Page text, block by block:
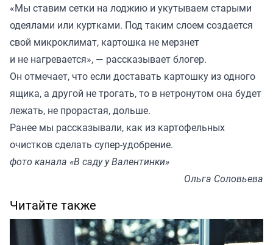
«Мы ставим сетки на лоджию и укутываем старыми
одеялами или куртками. Под таким слоем создается
свой микроклимат, картошка не мерзнет
и не нагревается», — рассказывает блогер.
Он отмечает, что если доставать картошку из одного
ящика, а другой не трогать, то в нетронутом она будет
лежать, не прорастая, дольше.
Ранее мы рассказывали, как из картофельных
очистков сделать супер-удобрение.
фото канала «В саду у Валентинки»
Ольга Соловьева
Читайте также